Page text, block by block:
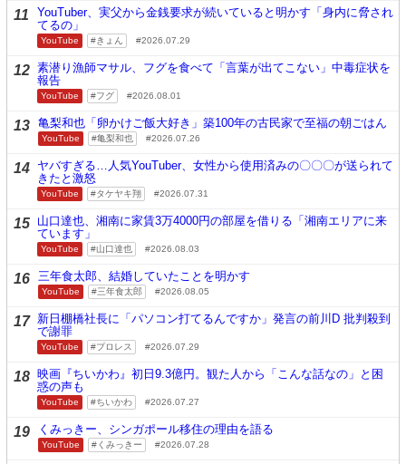
11
YouTuber、実父から金銭要求が続いていると明かす「身内に脅され
てるの」
YouTube きょん 2026.07.29
12 素潜り漁師マサル、フグを食べて「言葉が出てこない」中毒症状を
報告
YouTube フグ 2026.08.01
13 亀梨和也「卵かけご飯大好き」築100年の古民家で至福の朝ごはん
YouTube 亀梨和也 2026.07.26
14 ヤバすぎる…人気YouTuber、女性から使用済みの〇〇〇が送られて
きたと激怒
YouTube タケヤキ翔 2026.07.31
15 山口達也、湘南に家賃3万4000円の部屋を借りる「湘南エリアに来
ています」
YouTube 山口達也 2026.08.03
16 三年食太郎、結婚していたことを明かす
YouTube 三年食太郎 2026.08.05
17 新日棚橋社長に「パソコン打てるんですか」発言の前川D 批判殺到
で謝罪
YouTube プロレス 2026.07.29
18 映画『ちいかわ』初日9.3億円。観た人から「こんな話なの」と困
惑の声も
YouTube ちいかわ 2026.07.27
19 くみっきー、シンガポール移住の理由を語る
YouTube くみっきー 2026.07.28